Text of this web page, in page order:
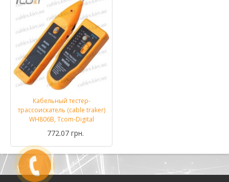
Кабельный тестер-
трассоискатель (cable traker)
WH806B, Tcom-Digital
772.07 грн.